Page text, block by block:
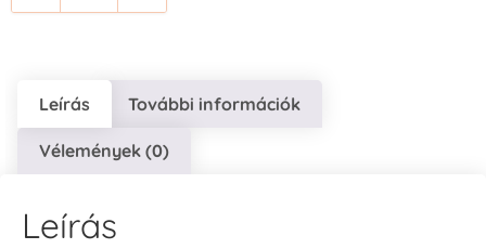
Leírás További információk
Vélemények (0)
Leírás